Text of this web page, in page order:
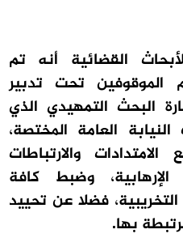
القضائية أنه تم
الموقوفين تحت تدبير
البحث التمهيدي الذي
العامة المختصة،
والارتباطات
وضبط كافة
فضلا عن تحييد
بها.